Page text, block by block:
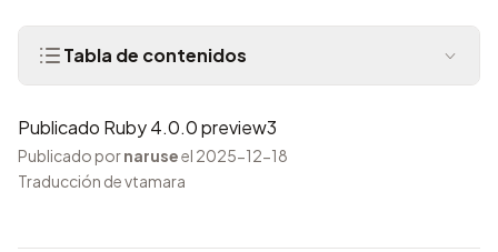
Tabla de contenidos
Publicado Ruby 4.0.0 preview3
Publicado pornaruseel 2025-12-18
Traducción de vtamara